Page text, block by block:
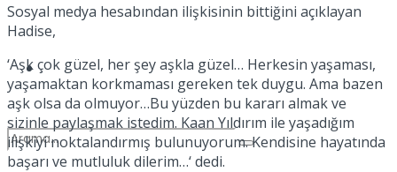
Dünya
Sosyal medya hesabından ilişkisinin bittiğini açıklayan
Hadise,
‘Aşk çok güzel, her şey aşkla güzel… Herkesin yaşaması,
yaşamaktan korkmaması gereken tek duygu. Ama bazen
aşk olsa da olmuyor…Bu yüzden bu kararı almak ve
sizinle paylaşmak istedim. Kaan Yıldırım ile yaşadığım
ilişkiyi noktalandırmış bulunuyorum. Kendisine hayatında
başarı ve mutluluk dilerim…‘ dedi.